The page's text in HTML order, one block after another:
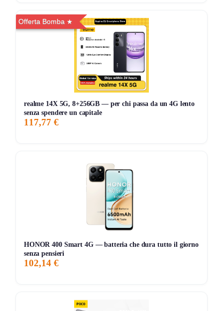
Consigli pratici
🔋 Carica 10 minuti prima di uscire per coprire
spostamenti e rientro.
🔗 Usa USB‑C o 3,5 mm per tracce lossless e latenza
📞 Attiva controlli sul padiglione per chiamate e volume
senza telefono.
di autonomia, ricaricaFast Fuel
con rilevamento della testa.
Storico Prezzo
MASSIMO
Offerta Bomba
realme 14X 5G, 8+256GB — per chi passa da un 4G lento
senza spendere un capitale
117,77 €
HONOR 400 Smart 4G — batteria che dura tutto il giorno
senza pensieri
102,14 €